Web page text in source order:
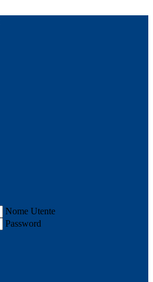
Nome Utente
Password